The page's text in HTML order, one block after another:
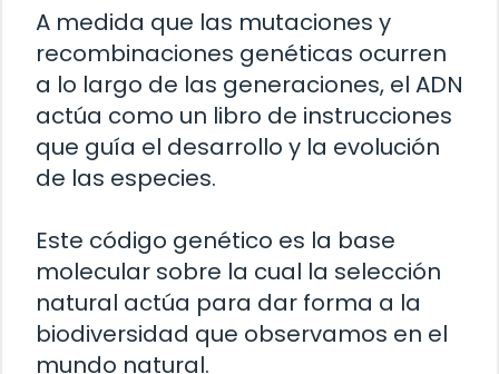
A medida que las mutaciones y
recombinaciones genéticas ocurren
a lo largo de las generaciones, el ADN
actúa como un libro de instrucciones
que guía el desarrollo y la evolución
de las especies.
Este código genético es la base
molecular sobre la cual la selección
natural actúa para dar forma a la
biodiversidad que observamos en el
mundo natural.